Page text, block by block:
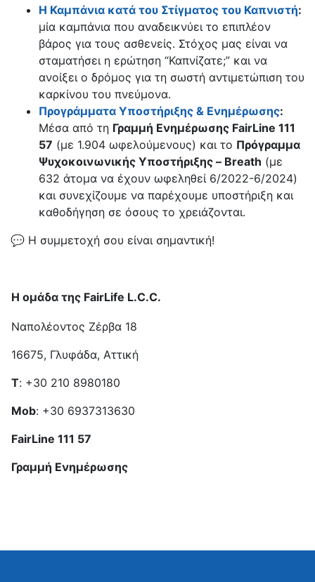
Η Καμπάνια κατά του Στίγματος του Καπνιστή:
μία καμπάνια που αναδεικνύει το επιπλέον
βάρος για τους ασθενείς. Στόχος μας είναι να
σταματήσει η ερώτηση “Καπνίζατε;” και να
ανοίξει ο δρόμος για τη σωστή αντιμετώπιση του
καρκίνου του πνεύμονα.
Προγράμματα Υποστήριξης & Ενημέρωσης:
Μέσα από τη Γραμμή Ενημέρωσης FairLine 111
57 (με 1.904 ωφελούμενους) και το Πρόγραμμα
Ψυχοκοινωνικής Υποστήριξης – Breath (με
632 άτομα να έχουν ωφεληθεί 6/2022-6/2024)
και συνεχίζουμε να παρέχουμε υποστήριξη και
καθοδήγηση σε όσους το χρειάζονται.
💬 Η συμμετοχή σου είναι σημαντική!
Η ομάδα της FairLife L.C.C.
Nαπολέοντος Ζέρβα 18
16675, Γλυφάδα, Αττική
Τ: +30 210 8980180
Mob: +30 6937313630
FairLine 111 57
Γραμμή Ενημέρωσης